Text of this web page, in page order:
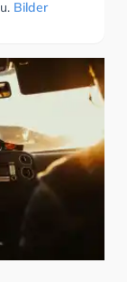
Bilder